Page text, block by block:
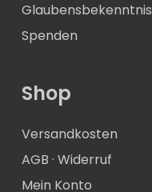
Glaubensbekenntnis
Spenden
Shop
Versandkosten
AGB · Widerruf
Mein Konto